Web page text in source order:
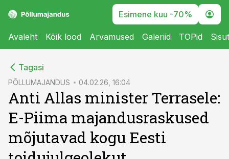
Esimene kuu -70%
Avaleht Kõik lood Arvamused Galeriid TOPid
Tagasi
PÕLLUMAJANDUS 04.02.26, 16:04
Anti Allas minister Terrasele:
E-Piima majandusraskused
mõjutavad kogu Eesti